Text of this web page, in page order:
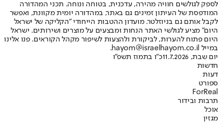
לספק לגולשים חוויה מהירה, עדכנית, בטוחה ונוחה. תכני המהדורה
המודפסת של העיתון זמינים גם באתר, במהדורה יומית מקוונת, ואפשר
לקבל אותם גם בניוזלטר. מועדון ההטבות הייחודי "הקליקה של ישראל
היום" מציע לגולשי האתר הנחות ומבצעים על מוצרים ושירותים. ישראל
היום פתוח להערות, לביקורת ולהצעות לשיפור מקהל הקוראים. פנו אלינו
במייל hayom@israelhayom.co.il.
יום שבת, 11.7.2026
כ"ו בתמוז תשפ"ו
חדשות
דעות
ספורט
ForReal
תרבות ובידור
אוכל
מגזין